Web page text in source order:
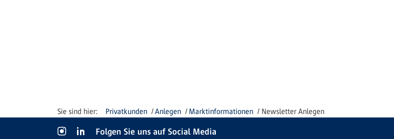
Privatkunden Anlegen Marktinformationen Newsletter Anlegen
Folgen Sie uns auf Social Media